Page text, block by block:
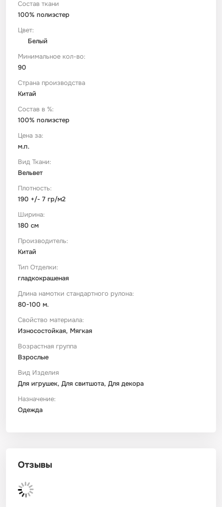
Состав ткани
100% полиэстер
Цвет:
Белый
Минимальное кол-во:
90
Страна производства
Китай
Состав в %:
100% полиэстер
Цена за:
м.п.
Вид Ткани:
Вельвет
Плотность:
190 +/- 7 гр/м2
Ширина:
180 см
Производитель:
Китай
Тип Отделки:
гладкокрашеная
Длина намотки стандартного рулона:
80-100 м.
Свойство материала:
Износостойкая, Мягкая
Возрастная группа
Взрослые
Вид Изделия
Для игрушек, Для свитшота, Для декора
Назначение:
Одежда
Отзывы
Футер
Шелк Армани
Штапель
Имитации материалов